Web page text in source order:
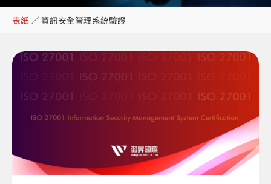
資訊安全管理系統驗證
表紙 ／ 資訊安全管理系統驗證